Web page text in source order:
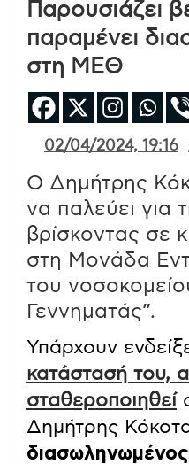
Παρουσιάζει
παραμένει
στη ΜΕΘ
02/04/2024, 19:16
Ο Δημήτρης
να παλεύει για
βρίσκοντας σε
στη Μονάδα
του
Γεννηματάς”.
Υπάρχουν
κατάστασή του,
σταθεροποιηθεί
Δημήτρης
διασωληνωμένος